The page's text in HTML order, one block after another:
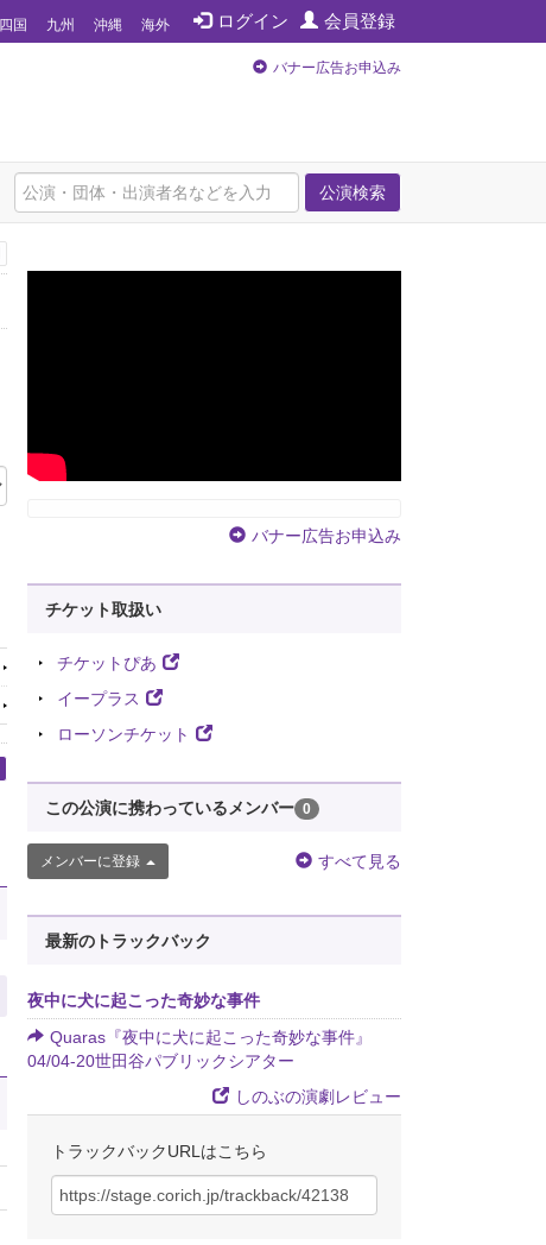
ログイン 会員登録
四国 九州 沖縄 海外
バナー広告お申込み
公演検索
バナー広告お申込み
チケット取扱い
チケットぴあ
イープラス
ローソンチケット
この公演に携わっているメンバー 0
メンバーに登録 すべて見る
最新のトラックバック
夜中に犬に起こった奇妙な事件
Quaras『夜中に犬に起こった奇妙な事件』
04/04-20世田谷パブリックシアター
しのぶの演劇レビュー
トラックバックURLはこちら